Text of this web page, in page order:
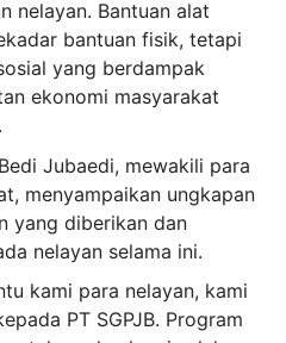
nelayan. Bantuan alat
bantuan fisik, tetapi
yang berdampak
ekonomi masyarakat
Jubaedi, mewakili para
menyampaikan ungkapan
yang diberikan dan
nelayan selama ini.
kami para nelayan, kami
PT SGPJB. Program